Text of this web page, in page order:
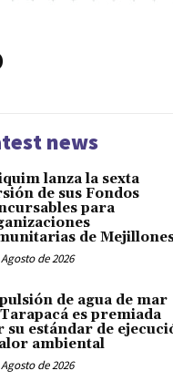
news
lanza la sexta
de sus Fondos
para
de
de 2026
de agua de mar
es premiada
su estándar de
ambiental
de 2026